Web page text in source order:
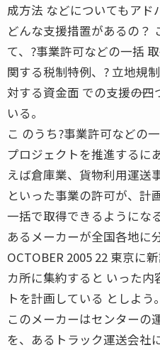
成方法 などについてもアド
どんな支援措置があるの？
て、?事業許可などの一括
関する税制特例、? 立地規
対する資金面 での支援――の
いる。
こ のうち?事業許可などの
プロジェクトを推進するに
えば倉庫業、貨物利用運送
といった事業の許可が、計
一括で取得できるようにな
あるメーカーが全国各地に
OCTOBER 2005 22 東京に
カ所に集約すると いった
トを計画している としよう。
このメーカーはセンターの
を、あるトラック運送会社